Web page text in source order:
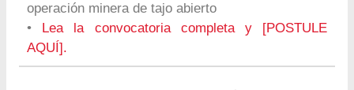
operación minera de tajo abierto
•
Lea la convocatoria completa y [POSTULE
AQUÍ].